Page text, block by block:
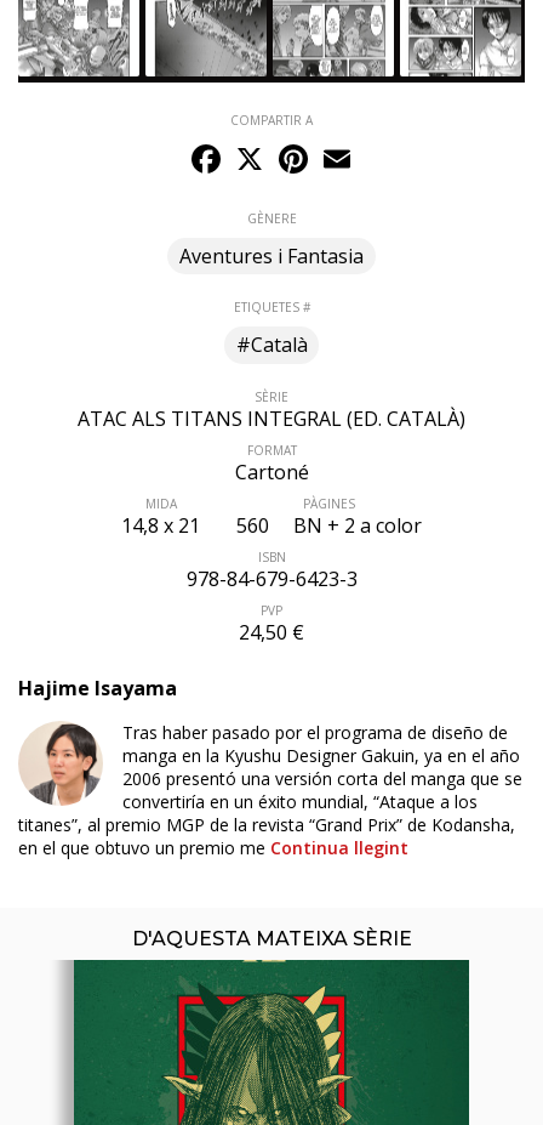
COMPARTIR A
Facebook
X Pinterest
GÈNERE
Aventures i Fantasia
ETIQUETES #
#Català
SÈRIE
ATAC ALS TITANS INTEGRAL (ED. CATALÀ)
FORMAT
Cartoné
MIDA
14,8 x 21
PÀGINES
560 BN + 2 a color
ISBN
978-84-679-6423-3
PVP
24,50 €
Hajime Isayama
Tras haber pasado por el programa de diseño de
manga en la Kyushu Designer Gakuin, ya en el año
2006 presentó una versión corta del manga que se
convertiría en un éxito mundial, “Ataque a los
titanes”, al premio MGP de la revista “Grand Prix” de Kodansha,
en el que obtuvo un premio me Continua llegint
D'AQUESTA MATEIXA SÈRIE
ÚLTIM NÚMERO PUBLICAT